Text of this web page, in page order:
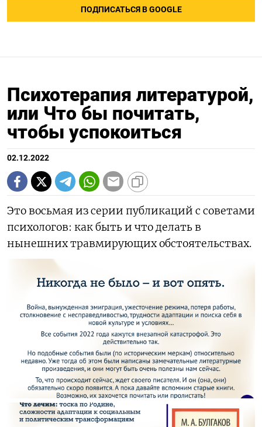
ПОДПИСАТЬСЯ В GOOGLE
Психотерапия литературой,
или Что бы почитать,
чтобы успокоиться
02.12.2022
Это восьмая из серии публикаций с советами
психологов: как быть и что делать в
нынешних травмирующих обстоятельствах.